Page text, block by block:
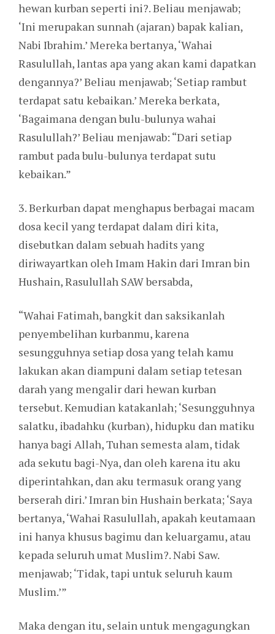
hewan kurban seperti ini?. Beliau menjawab;
‘Ini merupakan sunnah (ajaran) bapak kalian,
Nabi Ibrahim.’ Mereka bertanya, ‘Wahai
Rasulullah, lantas apa yang akan kami dapatkan
dengannya?’ Beliau menjawab; ‘Setiap rambut
terdapat satu kebaikan.’ Mereka berkata,
‘Bagaimana dengan bulu-bulunya wahai
Rasulullah?’ Beliau menjawab: “Dari setiap
rambut pada bulu-bulunya terdapat sutu
kebaikan.”
3. Berkurban dapat menghapus berbagai macam
dosa kecil yang terdapat dalam diri kita,
disebutkan dalam sebuah hadits yang
diriwayartkan oleh Imam Hakin dari Imran bin
Hushain, Rasulullah SAW bersabda,
“Wahai Fatimah, bangkit dan saksikanlah
penyembelihan kurbanmu, karena
sesungguhnya setiap dosa yang telah kamu
lakukan akan diampuni dalam setiap tetesan
darah yang mengalir dari hewan kurban
tersebut. Kemudian katakanlah; ‘Sesungguhnya
salatku, ibadahku (kurban), hidupku dan matiku
hanya bagi Allah, Tuhan semesta alam, tidak
ada sekutu bagi-Nya, dan oleh karena itu aku
diperintahkan, dan aku termasuk orang yang
berserah diri.’ Imran bin Hushain berkata; ‘Saya
bertanya, ‘Wahai Rasulullah, apakah keutamaan
ini hanya khusus bagimu dan keluargamu, atau
kepada seluruh umat Muslim?. Nabi Saw.
menjawab; ‘Tidak, tapi untuk seluruh kaum
Muslim.’”
Maka dengan itu, selain untuk mengagungkan